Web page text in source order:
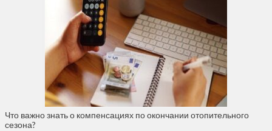
Что важно знать о компенсациях по окончании отопительного
сезона?